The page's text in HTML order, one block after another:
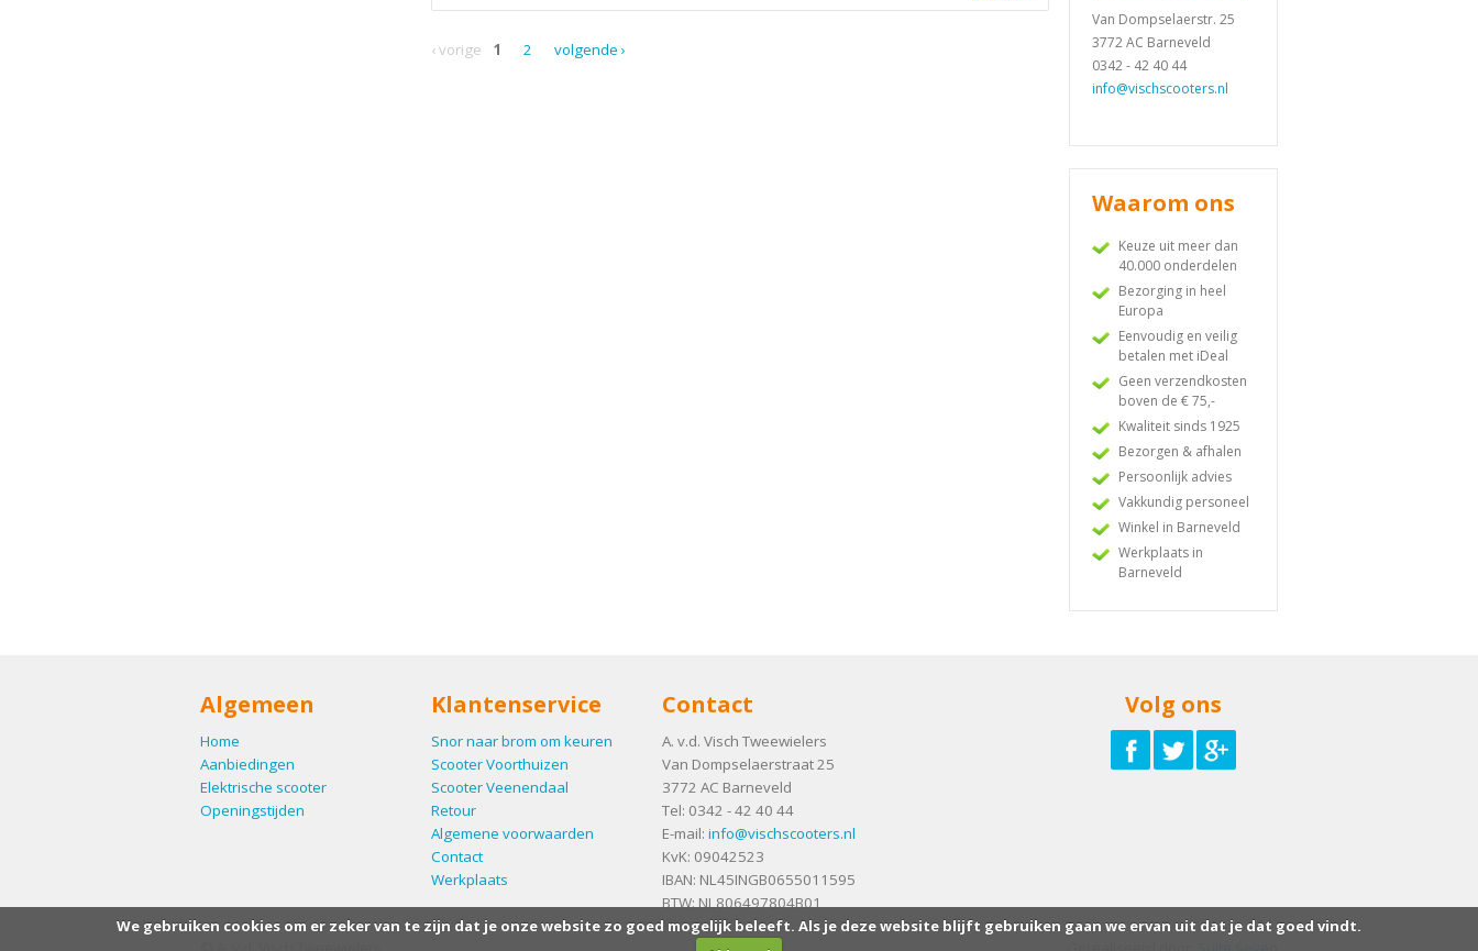
‹ vorige 1 2 volgende ›
Van Dompselaerstr. 25
3772 AC Barneveld
0342 - 42 40 44
info@vischscooters.nl
Waarom ons
Keuze uit meer dan
40.000 onderdelen
Bezorging in heel
Europa
Eenvoudig en veilig
betalen met iDeal
Geen verzendkosten
boven de € 75,-
Kwaliteit sinds 1925
Bezorgen & afhalen
Persoonlijk advies
Vakkundig personeel
Winkel in Barneveld
Werkplaats in
Barneveld
Algemeen
Home
Aanbiedingen
Elektrische scooter
Openingstijden
Klantenservice
Snor naar brom om keuren
Scooter Voorthuizen
Scooter Veenendaal
Retour
Algemene voorwaarden
Contact
Werkplaats
Contact
A. v.d. Visch Tweewielers
Van Dompselaerstraat 25
3772 AC Barneveld
Tel: 0342 - 42 40 44
E-mail: info@vischscooters.nl
KvK: 09042523
IBAN: NL45INGB0655011595
BTW: NL806497804B01
Volg ons
We gebruiken cookies om er zeker van te zijn dat je onze website zo goed mogelijk beleeft. Als je deze website blijft gebruiken gaan we ervan uit dat je dat goed vindt.